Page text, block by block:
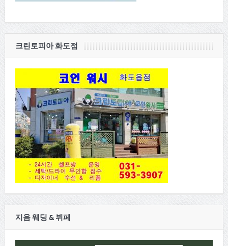
크린토피아 화도점
지음 웨딩 & 뷔페